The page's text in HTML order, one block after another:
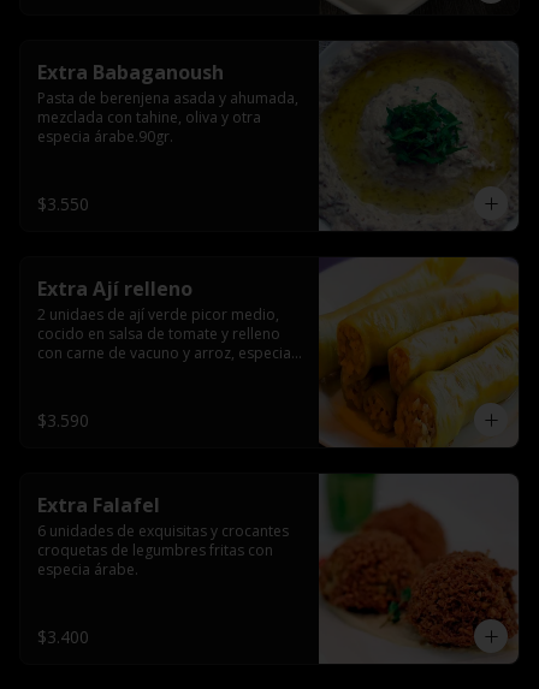
Extra Babaganoush
Pasta de berenjena asada y ahumada,
mezclada con tahine, oliva y otra
especia árabe.90gr.
$3.550
Extra Ají relleno
2 unidaes de ají verde picor medio,
cocido en salsa de tomate y relleno
con carne de vacuno y arroz, especia
$3.590
Extra Falafel
6 unidades de exquisitas y crocantes
croquetas de legumbres fritas con
especia árabe.
$3.400